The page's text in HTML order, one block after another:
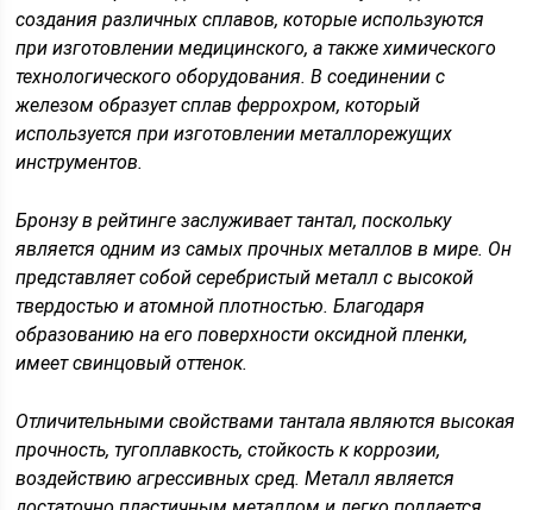
создания различных сплавов, которые используются
при изготовлении медицинского, а также химического
технологического оборудования. В соединении с
железом образует сплав феррохром, который
используется при изготовлении металлорежущих
инструментов.
Бронзу в рейтинге заслуживает тантал, поскольку
является одним из самых прочных металлов в мире. Он
представляет собой серебристый металл с высокой
твердостью и атомной плотностью. Благодаря
образованию на его поверхности оксидной пленки,
имеет свинцовый оттенок.
Отличительными свойствами тантала являются высокая
прочность, тугоплавкость, стойкость к коррозии,
воздействию агрессивных сред. Металл является